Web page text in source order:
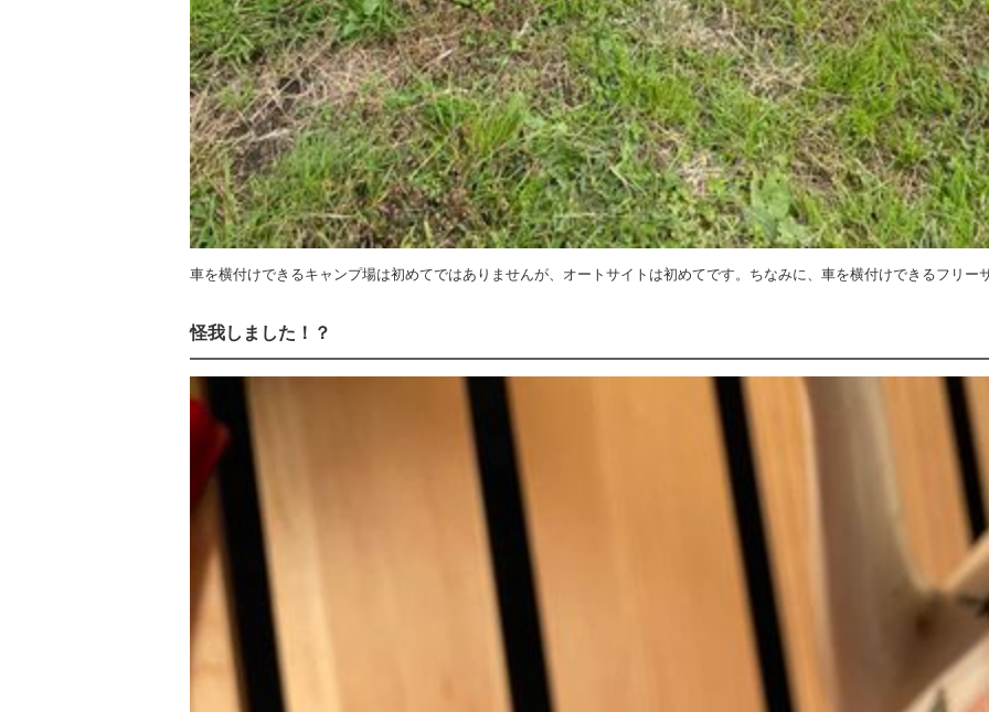
車を横付けできるキャンプ場は初めてではありませんが、オートサイトは初めてです。ちなみに、車を横付けできるフリー
怪我しました！？